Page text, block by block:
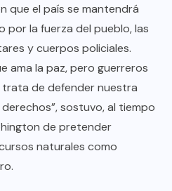
que el país se mantendrá
por la fuerza del pueblo, las
y cuerpos policiales.
ama la paz, pero guerreros
de defender nuestra
sostuvo, al tiempo
de pretender
naturales como